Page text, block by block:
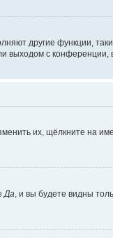
другие функции,
выходом с конференции,
их, щёлкните на
Да , и вы будете видны